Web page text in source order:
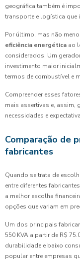
geográfica também é
transporte e logística que
Por último, mas não
eficiência energética ao
considerados. Um
investimento maior
termos de combustível e
Compreender esses
mais assertivas e, assim,
necessidades e
Comparação de
fabricantes
Quando se trata de
entre diferentes
a melhor escolha
opções que variam em
Um dos principais
550 KVA a partir de R$
durabilidade e baixo
popular entre empresas